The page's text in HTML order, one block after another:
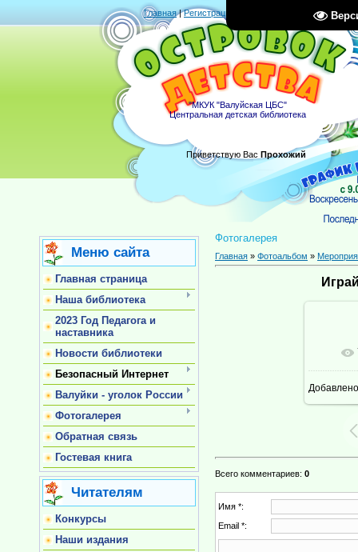
Главная|Регистрация
"МКУК "Валуйская ЦБС"
Центральная детская библиотека
Приветствую Вас Прохожий
Меню сайта
Главная страница
Наша библиотека
2023 Год Педагога и
наставника
Новости библиотеки
Безопасный Интернет
Валуйки - уголок России
Фотогалерея
Обратная связь
Гостевая книга
Читателям
Конкурсы
Наши издания
Фотогалерея
Главная » Фотоальбом »
Добавлено
Всего комментариев: 0
Имя *:
Email *: